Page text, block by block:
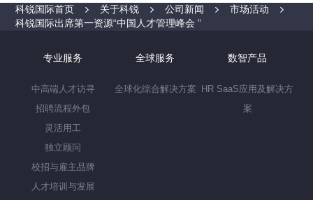
科锐国际首页 关于科锐 公司新闻
市场活动
科锐国际出席第一资源“中国人才管理峰会 ”
专业服务
中高端人才访寻
招聘流程外包
灵活用工
独立顾问
校招与雇主品牌
人才培训与发展
全球服务
全球化综合解决方案
数智产品
HR SaaS应用及解决方
案